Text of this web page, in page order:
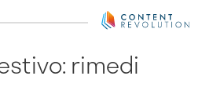
rimedi